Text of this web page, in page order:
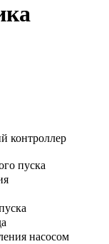
контроллер
пуска
насосом